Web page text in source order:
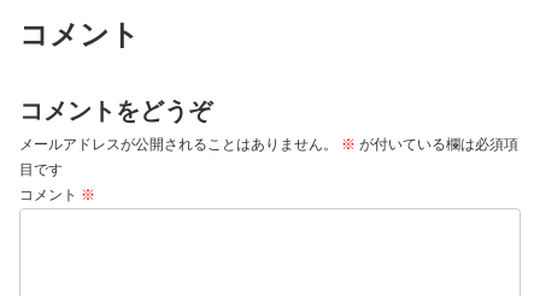
コメント
コメントをどうぞ
メールアドレスが公開されることはありません。 ※ が付いている欄は必須項
目です
コメント ※